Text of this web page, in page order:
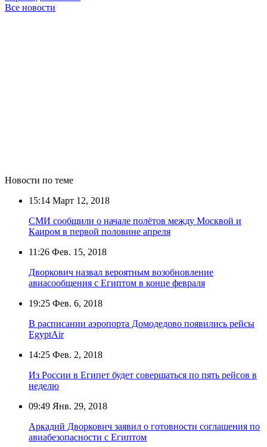
Все новости
Новости по теме
15:14 Март 12, 2018
СМИ сообщили о начале полётов между Москвой и
Каиром в первой половине апреля
11:26 Фев. 15, 2018
Дворкович назвал вероятным возобновление
авиасообщения с Египтом в конце февраля
19:25 Фев. 6, 2018
В расписании аэропорта Домодедово появились рейсы
EgyptAir
14:25 Фев. 2, 2018
Из России в Египет будет совершаться по пять рейсов в
неделю
09:49 Янв. 29, 2018
Аркадий Дворкович заявил о готовности соглашения по
авиабезопасности с Египтом